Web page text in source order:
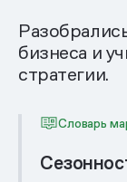
бизнеса и
стратегии.
Словарь